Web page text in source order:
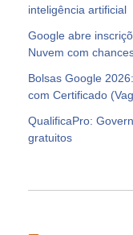
inteligência artificial
Google abre
Nuvem com
Bolsas Google
com Certificado
QualificaPro:
gratuitos